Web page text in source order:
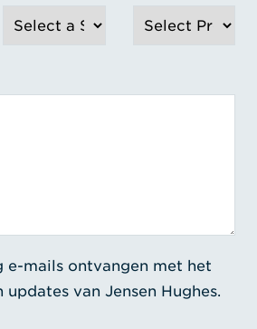
e-mails ontvangen met het
updates van Jensen Hughes.